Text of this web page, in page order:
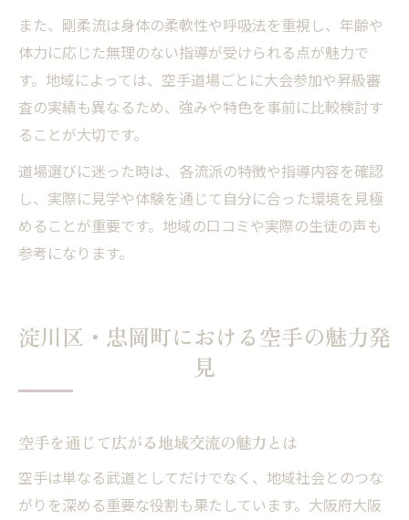
また、剛柔流は身体の柔軟性や呼吸法を重視し、年齢や
体力に応じた無理のない指導が受けられる点が魅力で
す。地域によっては、空手道場ごとに大会参加や昇級審
査の実績も異なるため、強みや特色を事前に比較検討す
ることが大切です。
道場選びに迷った時は、各流派の特徴や指導内容を確認
し、実際に見学や体験を通じて自分に合った環境を見極
めることが重要です。地域の口コミや実際の生徒の声も
参考になります。
淀川区・忠岡町における空手の魅力発
見
空手を通じて広がる地域交流の魅力とは
空手は単なる武道としてだけでなく、地域社会とのつな
がりを深める重要な役割も果たしています。大阪府大阪